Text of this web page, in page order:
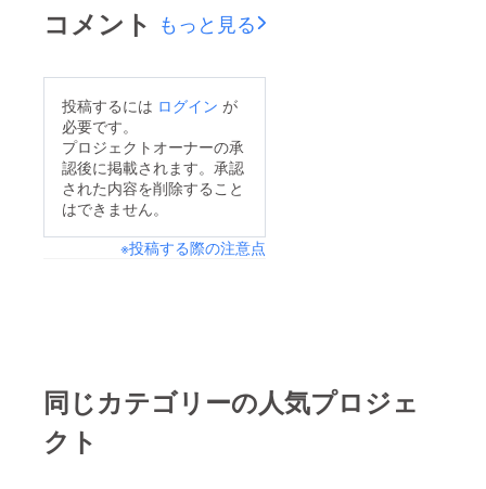
コメント もっと見る
投稿するには ログイン が
必要です。
プロジェクトオーナーの承
認後に掲載されます。承認
された内容を削除すること
はできません。
※投稿する際の注意点
同じカテゴリーの人気プロジェ
クト